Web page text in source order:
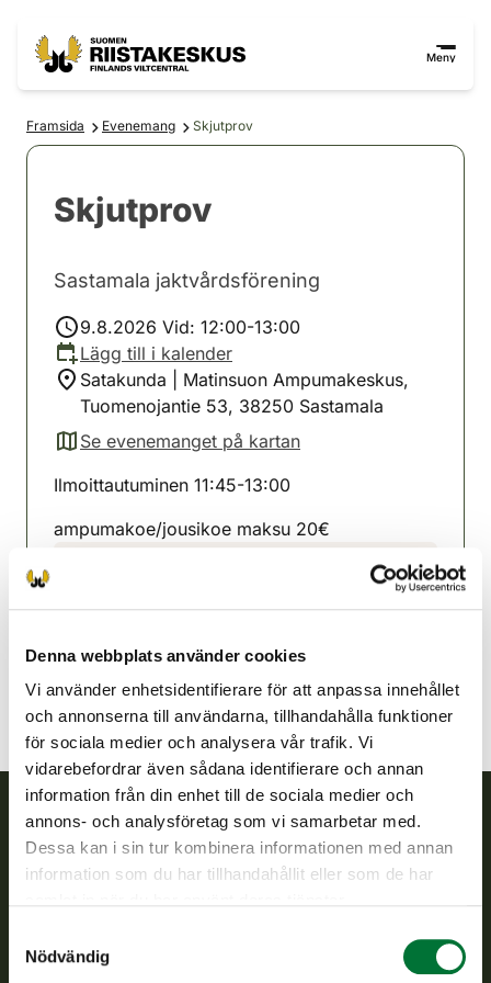
Denna webbplats använder cookies
Vi använder enhetsidentifierare för att anpassa innehållet
och annonserna till användarna, tillhandahålla funktioner
för sociala medier och analysera vår trafik. Vi
vidarebefordrar även sådana identifierare och annan
information från din enhet till de sociala medier och
annons- och analysföretag som vi samarbetar med.
Dessa kan i sin tur kombinera informationen med annan
information som du har tillhandahållit eller som de har
Nödvändig
Meny
Framsida Evenemang Skjutprov
Skjutprov
Sastamala jaktvårdsförening
9.8.2026 Vid: 12:00-13:00
Lägg till i kalender
Satakunda | Matinsuon Ampumakeskus,
Tuomenojantie 53, 38250 Sastamala
Se evenemanget på kartan
(avautuu uuteen välilehteen)
Ilmoittautuminen 11:45-13:00
ampumakoe/jousikoe maksu 20€
Satakunda
Finlands viltcentral
verkställs och svarar för de offentliga förvaltningsuppgifter
som föreskrivs.